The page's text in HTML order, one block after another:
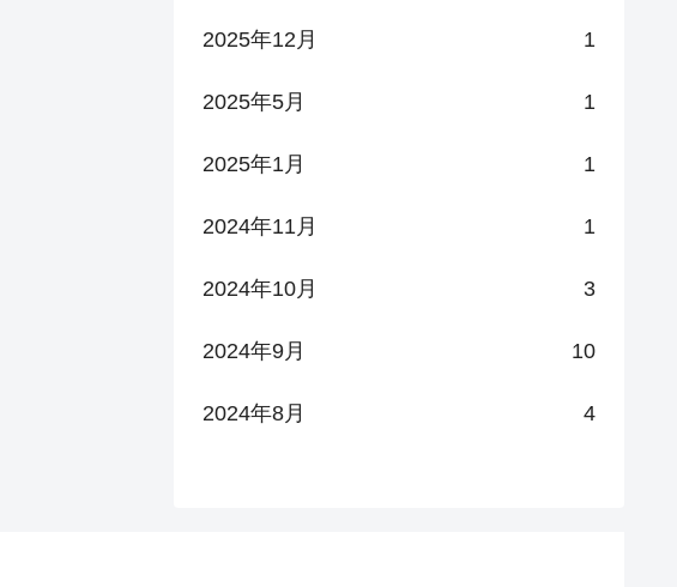
2025年12月 1
2025年5月 1
2025年1月 1
2024年11月 1
2024年10月 3
2024年9月 10
2024年8月 4